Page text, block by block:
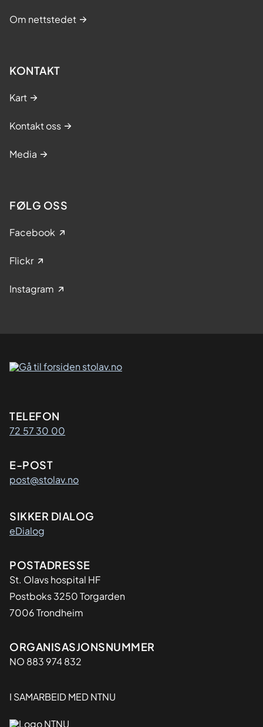
Om nettstedet
KONTAKT
Kart
Kontakt oss
Media
FØLG OSS
Facebook
Flickr
Instagram
Kontaktinformasjon
TELEFON
72 57 30 00
E-POST
post@stolav.no
SIKKER DIALOG
eDialog
Adresse
POSTADRESSE
St. Olavs hospital HF
Postboks 3250 Torgarden
7006 Trondheim
Organisasjon
ORGANISASJONSNUMMER
NO 883 974 832
I SAMARBEID MED NTNU